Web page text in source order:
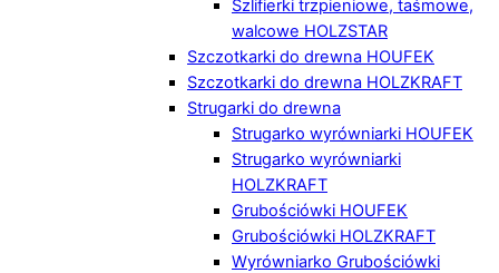
Szlifierki trzpieniowe, taśmowe,
walcowe HOLZSTAR
Szczotkarki do drewna HOUFEK
Szczotkarki do drewna HOLZKRAFT
Strugarki do drewna
Strugarko wyrówniarki HOUFEK
Strugarko wyrówniarki
HOLZKRAFT
Grubościówki HOUFEK
Grubościówki HOLZKRAFT
Wyrówniarko Grubościówki